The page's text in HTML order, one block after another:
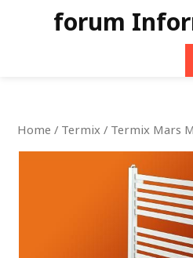
forum
Home / Termix / Termix Mars